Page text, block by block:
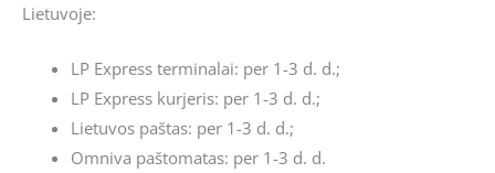
Lietuvoje:
LP Express terminalai: per 1-3 d. d.;
LP Express kurjeris: per 1-3 d. d.;
Lietuvos paštas: per 1-3 d. d.;
Omniva paštomatas: per 1-3 d. d.